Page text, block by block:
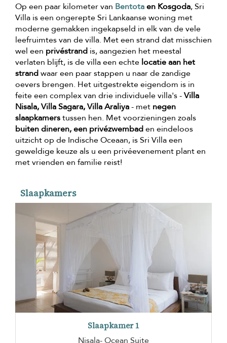
Op een paar kilometer van Bentotaen Kosgoda, Sri
Villa is een ongerepte Sri Lankaanse woning met
moderne gemakken ingekapseld in elk van de vele
leefruimtes van de villa. Met een strand dat misschien
wel een privéstrand is, aangezien het meestal
verlaten blijft, is de villa een echte locatie aan het
strandwaar een paar stappen u naar de zandige
oevers brengen. Het uitgestrekte eigendom is in
feite een complex van drie individuele villa's -Villa
Nisala, Villa Sagara, Villa Araliya- met negen
slaapkamerstussen hen. Met voorzieningen zoals
buiten dineren, een privézwembaden eindeloos
uitzicht op de Indische Oceaan, is Sri Villa een
geweldige keuze als u een privéevenement plant en
met vrienden en familie reist!
Slaapkamers
Slaapkamer 1
Nisala- Ocean Suite